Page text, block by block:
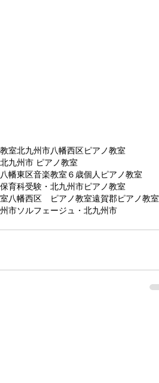
室北九州市八幡西区ピアノ教室
北九州市 ピアノ教室
八幡東区音楽教室 ６歳個人ピアノ教室
保育科受験・北九州市ピアノ教室
八幡西区 ピアノ教室遠賀郡ピアノ教室
市ソルフェージュ・北九州市